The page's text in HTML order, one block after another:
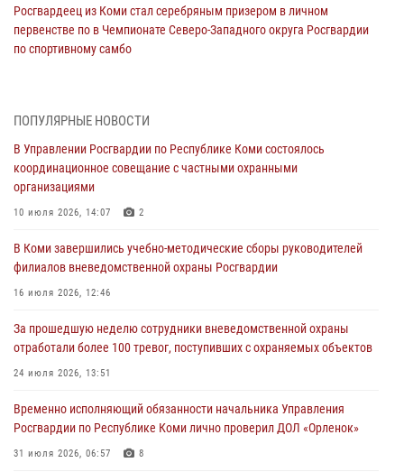
Росгвардеец из Коми стал серебряным призером в личном
первенстве по в Чемпионате Северо-Западного округа Росгвардии
по спортивному самбо
законодательстве в сфере оборота оружия и продолжают изымать
оружие за нарушения
02 августа 2026, 06:17
В Койгородском районе местный житель обратился в Росгвардию
31 июля 2026, 10:55
Временно исполняющий обязанности начальника Управления
31 июля 2026, 06:57 8
В Усинске росгвардейцы оперативно отработали план «Квартал»
В Санкт-Петербурге прошел окружной этап ежегодного
Всероссийского конкурса профессионального мастерства среди
ПОПУЛЯРНЫЕ НОВОСТИ
В Управлении Росгвардии по Республике Коми состоялось
координационное совещание с частными охранными
организациями
10 июля 2026, 14:07 2
В Коми завершились учебно-методические сборы руководителей
филиалов вневедомственной охраны Росгвардии
16 июля 2026, 12:46
За прошедшую неделю сотрудники вневедомственной охраны
отработали более 100 тревог, поступивших с охраняемых объектов
24 июля 2026, 13:51
Временно исполняющий обязанности начальника Управления
Росгвардии по Республике Коми лично проверил ДОЛ «Орленок»
31 июля 2026, 06:57 8